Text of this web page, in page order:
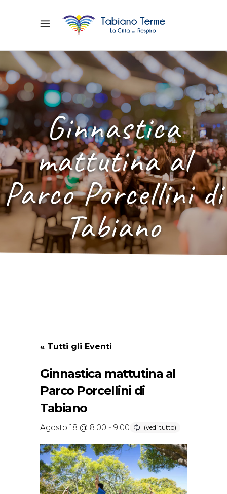
Ginnastica
mattutina al
Parco Porcellini di
Tabiano
« Tutti gli Eventi
Ginnastica mattutina al
Parco Porcellini di
Tabiano
Agosto 18 @ 8:00 - 9:00